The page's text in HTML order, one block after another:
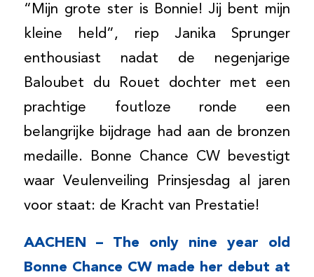
“Mijn grote ster is Bonnie! Jij bent mijn
kleine held”, riep Janika Sprunger
enthousiast nadat de negenjarige
Baloubet du Rouet dochter met een
prachtige foutloze ronde een
belangrijke bijdrage had aan de bronzen
medaille. Bonne Chance CW bevestigt
waar Veulenveiling Prinsjesdag al jaren
voor staat: de Kracht van Prestatie!
AACHEN – The only nine year old
Bonne Chance CW made her debut at